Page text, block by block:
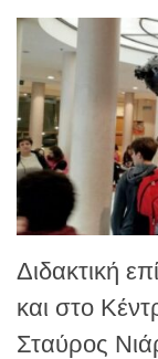
Διδακτική
και στο
Σταύρος